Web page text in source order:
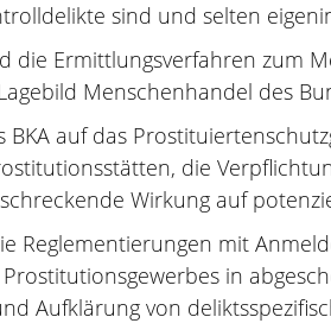
sind und selten
die Ermittlungsverfahren zum
Menschenhandel des
auf das
die
Wirkung auf
Reglementierungen mit
Prostitutionsgewerbes in
Aufklärung von